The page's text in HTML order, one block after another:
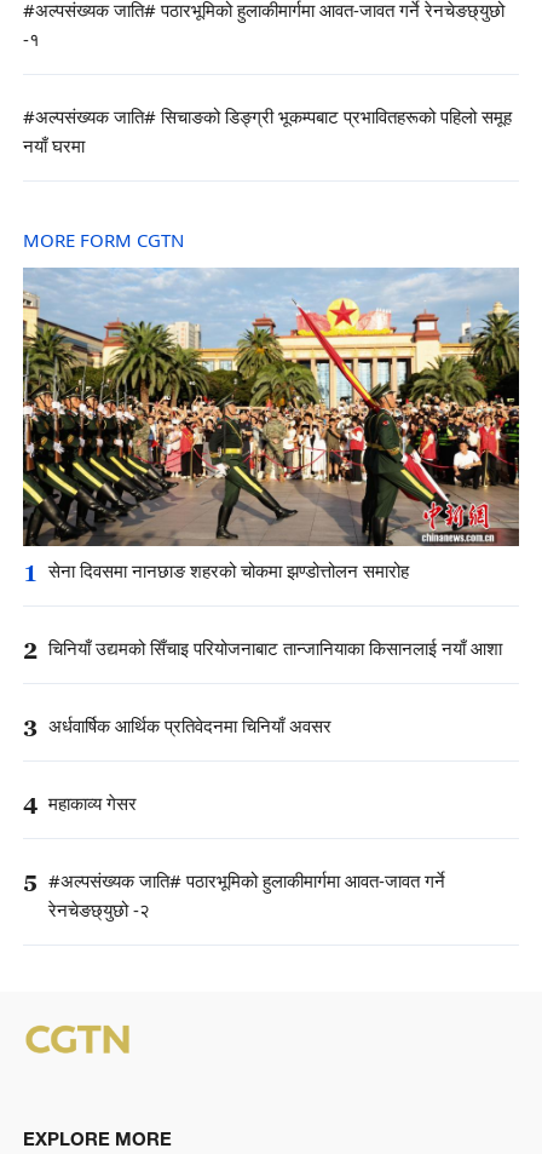
#अल्पसंख्यक जाति# पठारभूमिको हुलाकीमार्गमा आवत-जावत गर्ने रेनचेङछ्युछो
-१
#अल्पसंख्यक जाति# सिचाङको डिङ्ग्री भूकम्पबाट प्रभावितहरूको पहिलो समूह
नयाँ घरमा
MORE FORM CGTN
1 सेना दिवसमा नानछाङ शहरको चोकमा झण्डोत्तोलन समारोह
2 चिनियाँ उद्यमको सिँचाइ परियोजनाबाट तान्जानियाका किसानलाई नयाँ आशा
3 अर्धवार्षिक आर्थिक प्रतिवेदनमा चिनियाँ अवसर
4 महाकाव्य गेसर
5 #अल्पसंख्यक जाति# पठारभूमिको हुलाकीमार्गमा आवत-जावत गर्ने
रेनचेङछ्युछो -२
EXPLORE MORE